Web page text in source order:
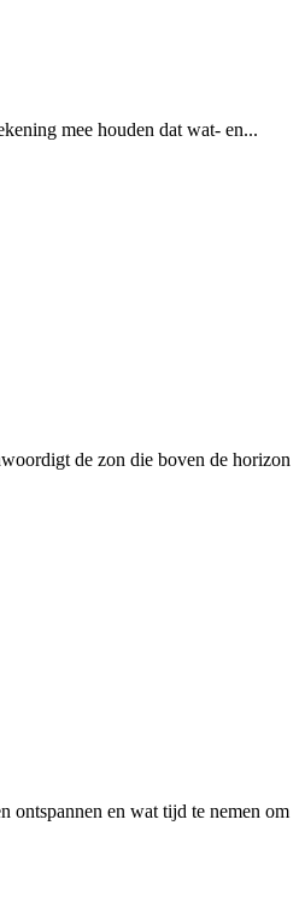
mee houden dat wat- en...
de zon die boven de horizon
ontspannen en wat tijd te nemen om